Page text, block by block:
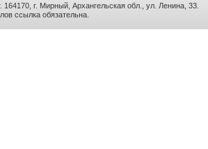
г. Мирный, Архангельская обл., ул. Ленина, 33.
ссылка обязательна.